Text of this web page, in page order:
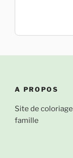
A PROPOS
Site de
famille